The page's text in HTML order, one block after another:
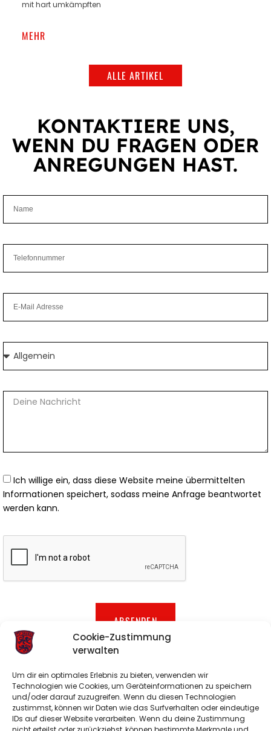
Cookie-Zustimmung
verwalten
Um dir ein optimales Erlebnis zu bieten, verwenden wir
Technologien wie Cookies, um Geräteinformationen zu speichern
und/oder darauf zuzugreifen. Wenn du diesen Technologien
zustimmst, können wir Daten wie das Surfverhalten oder eindeutige
IDs auf dieser Website verarbeiten. Wenn du deine Zustimmung
mit hart umkämpften
MEHR
ALLE ARTIKEL
KONTAK­TIERE UNS,
WENN DU FRAGEN ODER
ANRE­GUNGEN HAST.
Ich willige ein, dass diese Website meine übermittelten
Informationen speichert, sodass meine Anfrage beantwortet
werden kann.
ABSENDEN
E-Mail: info@tv-irsee.de
Sportplatz:Eggenthaler Str. Irsee
Turnhalle:Von-Bannwarth-Straße 6 Irsee